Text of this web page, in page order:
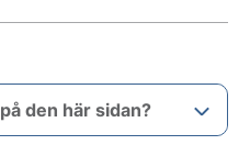
den här sidan?